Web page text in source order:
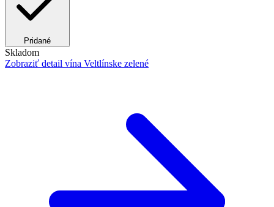
Pridané
Skladom
Zobraziť detail vína Veltlínske zelené